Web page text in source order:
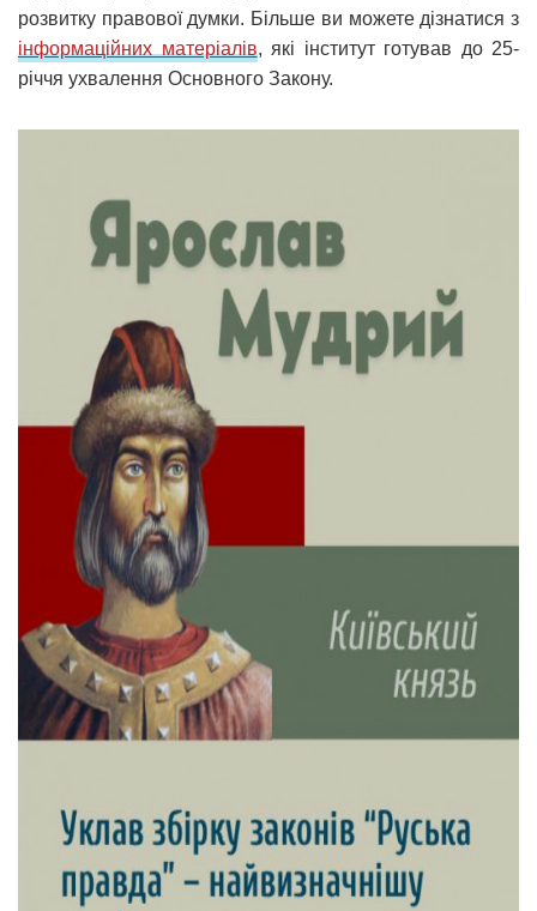
розвитку правової думки. Більше ви можете дізнатися з
інформаційних матеріалів, які інститут готував до 25-
річчя ухвалення Основного Закону.